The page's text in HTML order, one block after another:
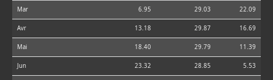
Mar 6.95 29.03 22.09
Avr 13.18 29.87 16.69
Mai 18.40 29.79 11.39
Jun 23.32 28.85 5.53